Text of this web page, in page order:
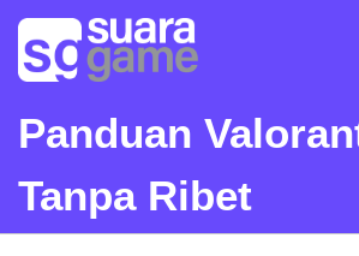
content
Panduan
Tanpa Ribet